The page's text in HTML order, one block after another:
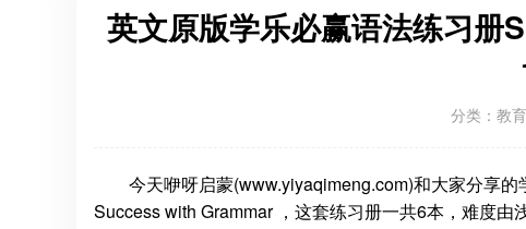
英文原版学乐必赢语法练习
分类： 教
今天咿呀启蒙(www.yiyaqimeng.com)和大家分享
Success with Grammar ，这套练习册一共6本，难度由